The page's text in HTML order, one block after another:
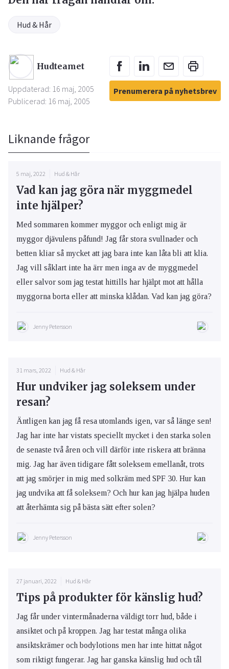
Hud & Hår
Hudteamet
Uppdaterad: 16 maj, 2005
Publicerad: 16 maj, 2005
Prenumerera på nyhetsbrev
Liknande frågor
5 maj, 2022 Hud & Hår
Vad kan jag göra när myggmedel
inte hjälper?
Med sommaren kommer myggor och enligt mig är
myggor djävulens påfund! Jag får stora svullnader och
betten kliar så mycket att jag bara inte kan låta bli att klia.
Jag vill såklart inte ha ärr men inga av de myggmedel
eller salvor som jag testat hittills har hjälpt mot att hålla
myggorna borta eller att minska klådan. Vad kan jag göra?
Jenny Petersson
31 mars, 2022 Hud & Hår
Hur undviker jag soleksem under
resan?
Äntligen kan jag få resa utomlands igen, var så länge sen!
Jag har inte har vistats speciellt mycket i den starka solen
de senaste två åren och vill därför inte riskera att bränna
mig. Jag har även tidigare fått soleksem emellanåt, trots
att jag smörjer in mig med solkräm med SPF 30. Hur kan
jag undvika att få soleksem? Och hur kan jag hjälpa huden
att återhämta sig på bästa sätt efter solen?
Jenny Petersson
27 januari, 2022 Hud & Hår
Tips på produkter för känslig hud?
Jag får under vintermånaderna väldigt torr hud, både i
ansiktet och på kroppen. Jag har testat många olika
ansiktskrämer och bodylotions men har inte hittat något
som riktigt fungerar. Jag har ganska känslig hud och tål